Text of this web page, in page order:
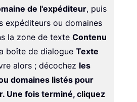
de l'expéditeur, puis
expéditeurs ou domaines
la zone de texte Contenu
boîte de dialogue Texte
alors ; décochez les
domaines listés pour
Une fois terminé, cliquez